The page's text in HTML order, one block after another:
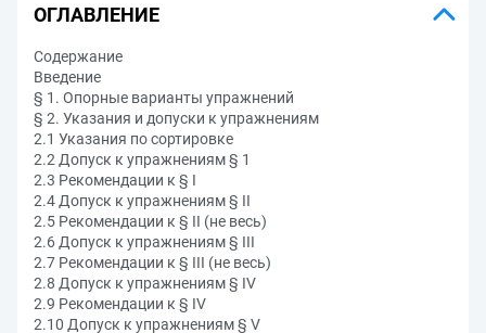
ОГЛАВЛЕНИЕ
Содержание
Введение
§ 1. Опорные варианты упражнений
§ 2. Указания и допуски к упражнениям
2.1 Указания по сортировке
2.2 Допуск к упражнениям § 1
2.3 Рекомендации к § I
2.4 Допуск к упражнениям § II
2.5 Рекомендации к § II (не весь)
2.6 Допуск к упражнениям § III
2.7 Рекомендации к § III (не весь)
2.8 Допуск к упражнениям § IV
2.9 Рекомендации к § IV
2.10 Допуск к упражнениям § V